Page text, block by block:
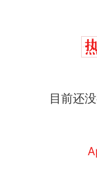
目前还